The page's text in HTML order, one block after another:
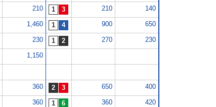
210 210 140
1,460 900 650
230 270 230
1,150
360 650 400
360 360 420